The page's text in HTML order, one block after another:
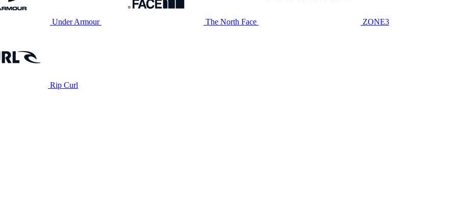
Under Armour The North Face ZONE3
Rip Curl